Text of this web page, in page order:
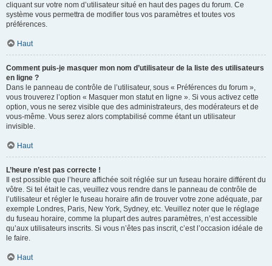
cliquant sur votre nom d’utilisateur situé en haut des pages du forum. Ce
système vous permettra de modifier tous vos paramètres et toutes vos
préférences.
Haut
Comment puis-je masquer mon nom d’utilisateur de la liste des utilisateurs
en ligne ?
Dans le panneau de contrôle de l’utilisateur, sous « Préférences du forum »,
vous trouverez l’option « Masquer mon statut en ligne ». Si vous activez cette
option, vous ne serez visible que des administrateurs, des modérateurs et de
vous-même. Vous serez alors comptabilisé comme étant un utilisateur
invisible.
Haut
L’heure n’est pas correcte !
Il est possible que l’heure affichée soit réglée sur un fuseau horaire différent du
vôtre. Si tel était le cas, veuillez vous rendre dans le panneau de contrôle de
l’utilisateur et régler le fuseau horaire afin de trouver votre zone adéquate, par
exemple Londres, Paris, New York, Sydney, etc. Veuillez noter que le réglage
du fuseau horaire, comme la plupart des autres paramètres, n’est accessible
qu’aux utilisateurs inscrits. Si vous n’êtes pas inscrit, c’est l’occasion idéale de
le faire.
Haut